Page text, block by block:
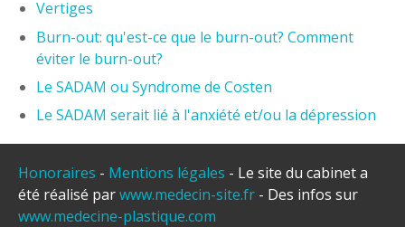
Vertiges
Burn-out: qu'est-ce que le burn-out? Comment
éviter le burn-out?
Le SADAM ou Syndrome de Costen
Le SADAM serait lié à l'anxiété et/ou la dépression
Honoraires - Mentions légales - Le site du cabinet a
été réalisé parwww.medecin-site.fr - Des infos sur
www.medecine-plastique.com